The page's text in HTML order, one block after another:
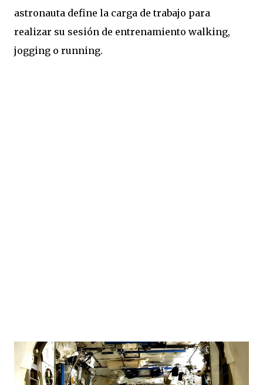
astronauta define la carga de trabajo para
realizar su sesión de entrenamiento walking,
jogging o running.